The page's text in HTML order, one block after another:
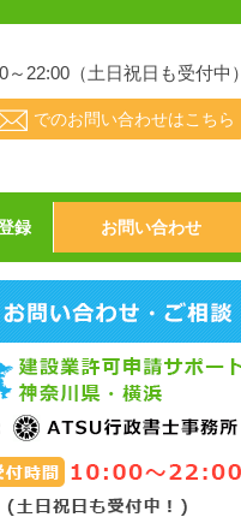
22:00（土日祝日も受付中）
でのお問い合わせはこちら
録 お問い合わせ